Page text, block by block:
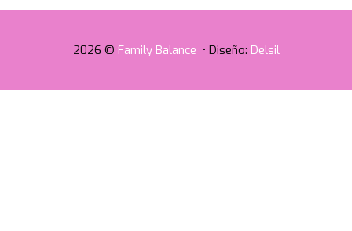
2026 © Family Balance • Diseño: Delsil